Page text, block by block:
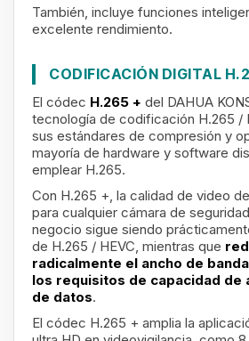
También, incluye funciones
excelente rendimiento.
CODIFICACIÓN DIGITAL
El códec H.265 + del DAHUA
tecnología de codificación H.265 /
sus estándares de compresión y
mayoría de hardware y software
emplear H.265.
Con H.265 +, la calidad de video
para cualquier cámara de
negocio sigue siendo
de H.265 / HEVC, mientras que
radicalmente el ancho de
los requisitos de capacidad de
de datos.
El códec H.265 + amplia la